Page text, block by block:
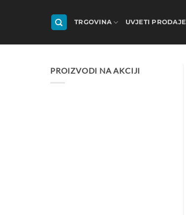
TRGOVINA UVJETI PRODAJE
PROIZVODI NA AKCIJI